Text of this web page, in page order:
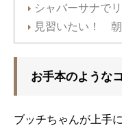
シャバーサナで
見習いたい！
お手本のような
ブッチちゃんが上手